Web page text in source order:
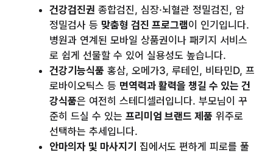
건강검진권 종합검진, 심장·뇌혈관 정밀검진, 암
정밀검사 등 맞춤형 검진 프로그램이 인기입니다.
병원과 연계된 모바일 상품권이나 패키지 서비스
로 쉽게 선물할 수 있어 실용성도 높습니다.
건강기능식품 홍삼, 오메가3, 루테인, 비타민D, 프
로바이오틱스 등 면역력과 활력을 챙길 수 있는 건
강식품은 여전히 스테디셀러입니다. 부모님이 꾸
준히 드실 수 있는 프리미엄 브랜드 제품 위주로
선택하는 추세입니다.
안마의자 및 마사지기 집에서도 편하게 피로를 풀